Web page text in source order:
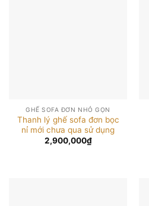
GHẾ SOFA ĐƠN NHỎ GỌN
Thanh lý ghế sofa đơn bọc
nỉ mới chưa qua sử dụng
2,900,000₫